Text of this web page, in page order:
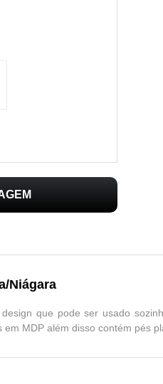
Niágara
que pode ser usado
MDP além disso contém pés